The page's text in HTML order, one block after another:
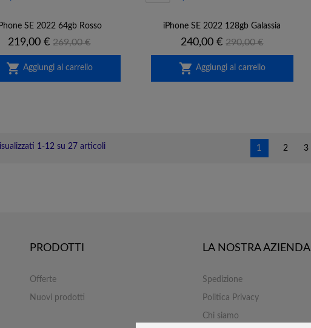
SE 2022 64gb Rosso
Prezzo
219,00 € Prezzo
base
269,00 €
 Aggiungi al carrello
iPhone SE 2022 128gb Galassia
Prezzo
240,00 € Prezzo
base
290,00 €
 Aggiungi al carrello
1-12 su 27 articoli 1 2 3
PRODOTTI
Offerte
Nuovi prodotti
LA NOSTRA AZIENDA
Spedizione
Politica Privacy
Chi siamo